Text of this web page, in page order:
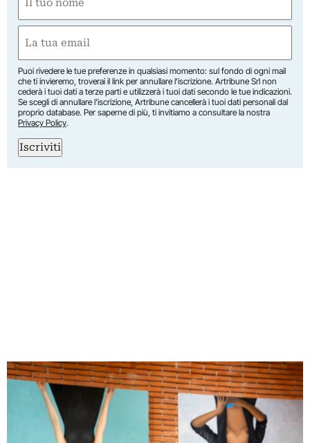
(Obbligatorio)
Nome
(Obbligatorio)
Puoi rivedere le tue preferenze in qualsiasi momento: sul fondo di ogni mail
che ti invieremo, troverai il link per annullare l’iscrizione. Artribune Srl non
cederà i tuoi dati a terze parti e utilizzerà i tuoi dati secondo le tue indicazioni.
Se scegli di annullare l’iscrizione, Artribune cancellerà i tuoi dati personali dal
proprio database. Per saperne di più, ti invitiamo a consultare la nostra
Privacy Policy.
Iscriviti